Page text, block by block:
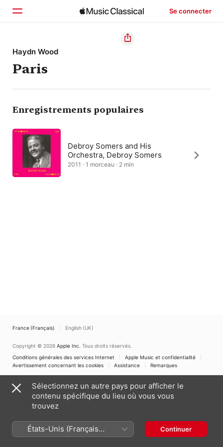
Se connecter
Accueil
Parcourir
Rechercher
Haydn Wood
Paris
Enregistrements populaires
Debroy Somers and His
Orchestra, Debroy Somers
2011 · 1 morceau · 2 min
France (Français) English (UK)
Copyright © 2026 Apple Inc. Tous droits réservés.
Conditions générales des services Internet
Apple Music et confidentialité
Avertissement concernant les cookies
Assistance Remarques
Sélectionnez un autre pays pour afficher le
contenu spécifique du lieu où vous vous
trouvez
États-Unis (Français
France)
Continuer